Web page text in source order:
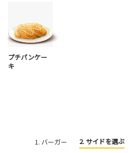
プチパンケー
キ
1. バーガー 2. サイドを選ぶ